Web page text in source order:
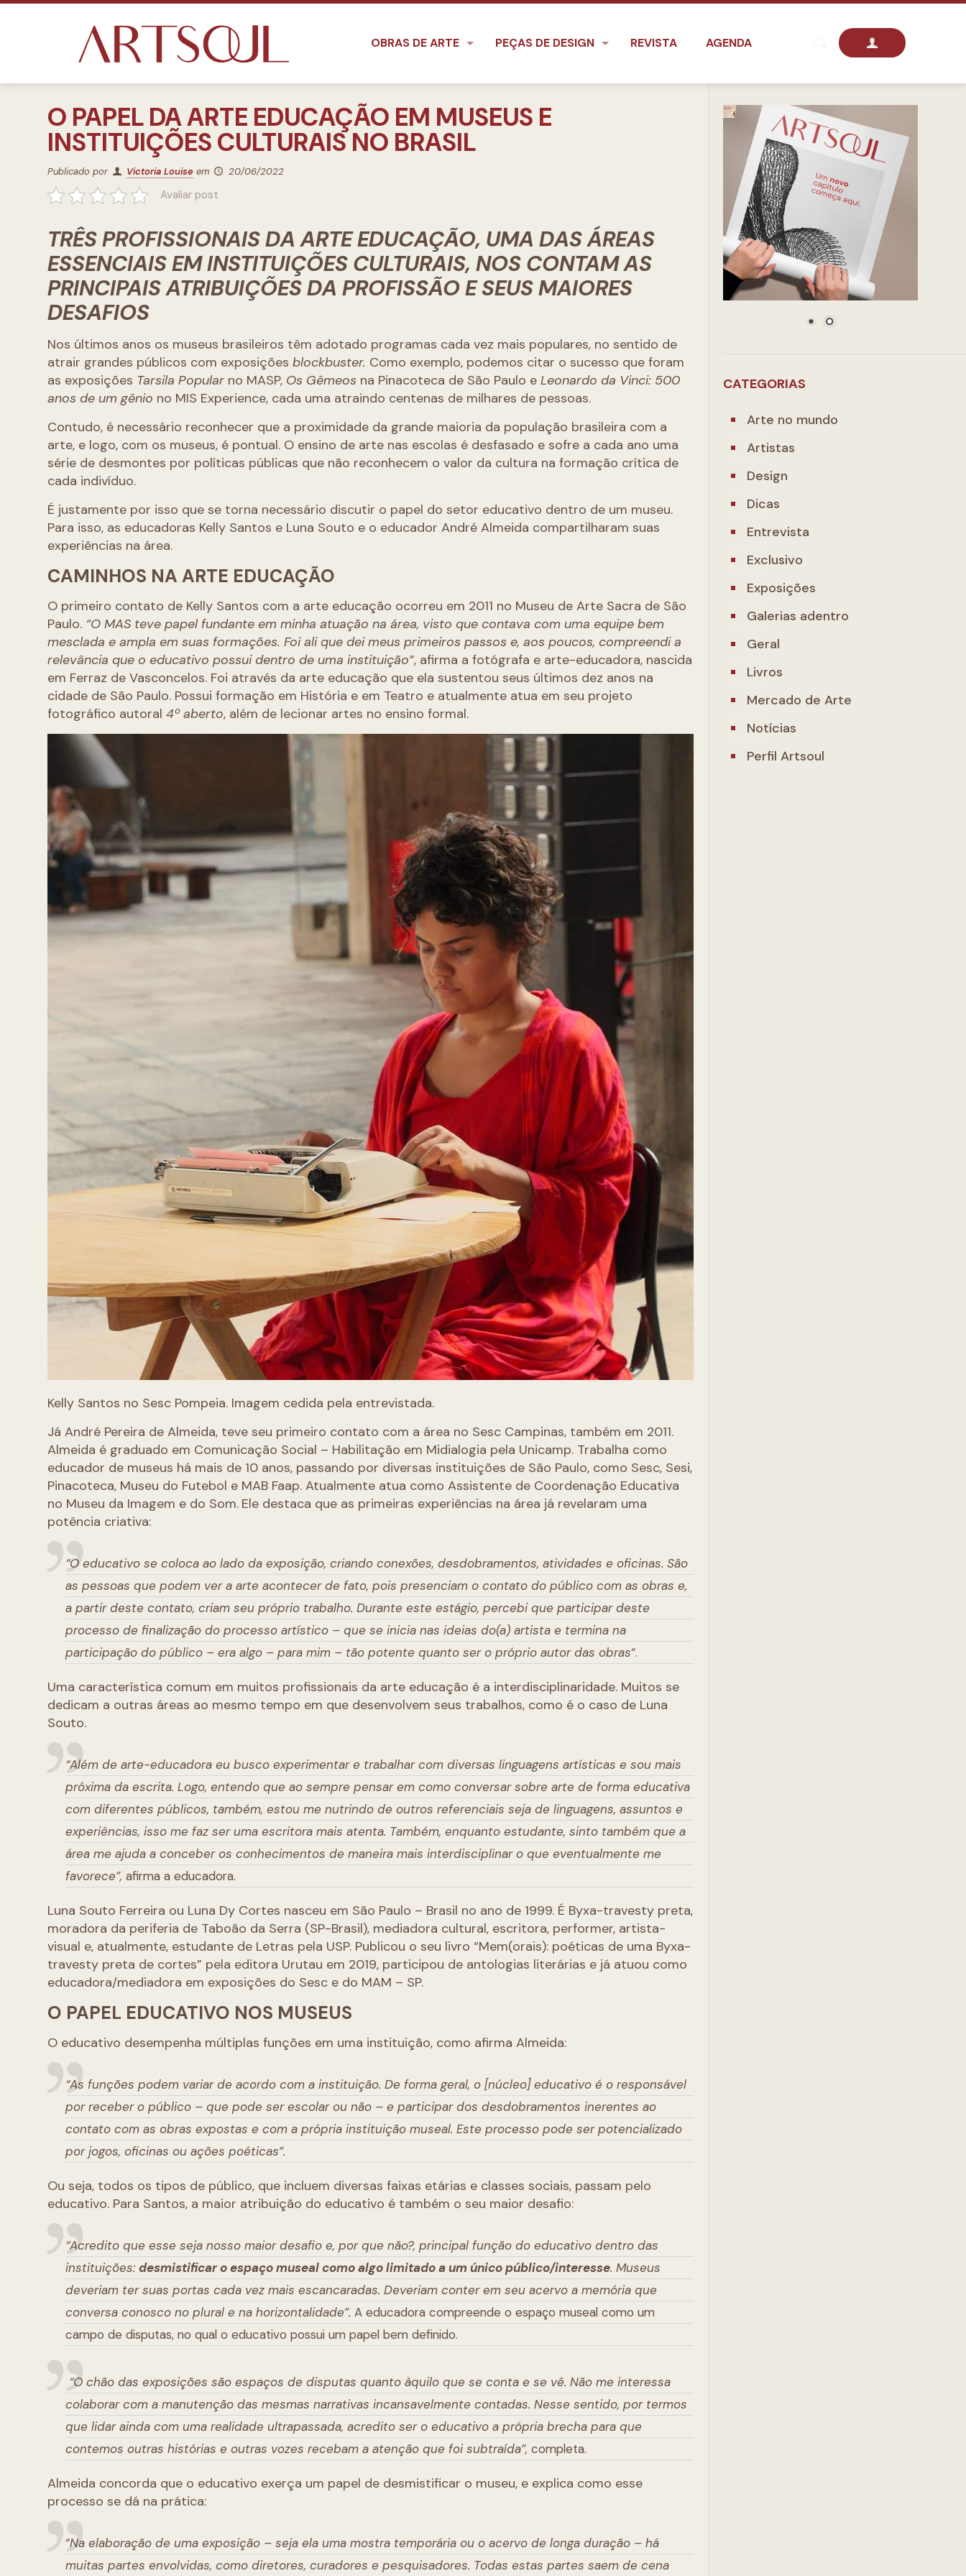
OBRAS DE ARTE PEÇAS DE DESIGN REVISTA AGENDA
O PAPEL DA ARTE EDUCAÇÃO EM MUSEUS E
INSTITUIÇÕES CULTURAIS NO BRASIL
Publicado por Victoria Louise em 20/06/2022
Avaliar post
TRÊS PROFISSIONAIS DA ARTE EDUCAÇÃO, UMA DAS ÁREAS
ESSENCIAIS EM INSTITUIÇÕES CULTURAIS, NOS CONTAM AS
PRINCIPAIS ATRIBUIÇÕES DA PROFISSÃO E SEUS MAIORES
DESAFIOS
Nos últimos anos os museus brasileiros têm adotado programas cada vez mais populares, no sentido de
atrair grandes públicos com exposiçõesblockbuster. Como exemplo, podemos citar o sucesso que foram
as exposições Tarsila Popular no MASP, Os Gêmeos na Pinacoteca de São Paulo eLeonardo da Vinci: 500
anos de um gênio no MIS Experience, cada uma atraindo centenas de milhares de pessoas.
Contudo, é necessário reconhecer que a proximidade da grande maioria da população brasileira com a
arte, e logo, com os museus, é pontual. O ensino de arte nas escolas é desfasado e sofre a cada ano uma
série de desmontes por políticas públicas que não reconhecem o valor da cultura na formação crítica de
cada indivíduo.
É justamente por isso que se torna necessário discutir o papel do setor educativo dentro de um museu.
Para isso, as educadoras Kelly Santos e Luna Souto e o educador André Almeida compartilharam suas
experiências na área.
CAMINHOS NA ARTE EDUCAÇÃO
O primeiro contato de Kelly Santos com a arte educação ocorreu em 2011 no Museu de Arte Sacra de São
Paulo. “O MAS teve papel fundante em minha atuação na área, visto que contava com uma equipe bem
mesclada e ampla em suas formações. Foi ali que dei meus primeiros passos e, aos poucos, compreendi a
relevância que o educativo possui dentro de uma instituição”, afirma a fotógrafa e arte-educadora, nascida
em Ferraz de Vasconcelos. Foi através da arte educação que ela sustentou seus últimos dez anos na
cidade de São Paulo. Possui formação em História e em Teatro e atualmente atua em seu projeto
fotográfico autoral4º aberto, além de lecionar artes no ensino formal.
Kelly Santos no Sesc Pompeia. Imagem cedida pela entrevistada.
Já André Pereira de Almeida, teve seu primeiro contato com a área no Sesc Campinas, também em 2011.
Almeida é graduado em Comunicação Social – Habilitação em Midialogia pela Unicamp. Trabalha como
educador de museus há mais de 10 anos, passando por diversas instituições de São Paulo, como Sesc, Sesi,
Pinacoteca, Museu do Futebol e MAB Faap. Atualmente atua como Assistente de Coordenação Educativa
no Museu da Imagem e do Som. Ele destaca que as primeiras experiências na área já revelaram uma
potência criativa:
“O educativo se coloca ao lado da exposição, criando conexões, desdobramentos, atividades e oficinas. São
as pessoas que podem ver a arte acontecer de fato, pois presenciam o contato do público com as obras e,
a partir deste contato, criam seu próprio trabalho. Durante este estágio, percebi que participar deste
processo de finalização do processo artístico – que se inicia nas ideias do(a) artista e termina na
participação do público – era algo – para mim – tão potente quanto ser o próprio autor das obras“.
Uma característica comum em muitos profissionais da arte educação é a interdisciplinaridade. Muitos se
dedicam a outras áreas ao mesmo tempo em que desenvolvem seus trabalhos, como é o caso de Luna
Souto.
“Além de arte-educadora eu busco experimentar e trabalhar com diversas linguagens artísticas e sou mais
próxima da escrita. Logo, entendo que ao sempre pensar em como conversar sobre arte de forma educativa
com diferentes públicos, também, estou me nutrindo de outros referenciais seja de linguagens, assuntos e
experiências, isso me faz ser uma escritora mais atenta. Também, enquanto estudante, sinto também que a
área me ajuda a conceber os conhecimentos de maneira mais interdisciplinar o que eventualmente me
favorece”, afirma a educadora.
Luna Souto Ferreira ou Luna Dy Cortes nasceu em São Paulo – Brasil no ano de 1999. É Byxa-travesty preta,
moradora da periferia de Taboão da Serra (SP-Brasil), mediadora cultural, escritora, performer, artista-
visual e, atualmente, estudante de Letras pela USP. Publicou o seu livro “Mem(orais): poéticas de uma Byxa-
travesty preta de cortes” pela editora Urutau em 2019, participou de antologias literárias e já atuou como
educadora/mediadora em exposições do Sesc e do MAM – SP.
O PAPEL EDUCATIVO NOS MUSEUS
O educativo desempenha múltiplas funções em uma instituição, como afirma Almeida:
“As funções podem variar de acordo com a instituição. De forma geral, o [núcleo] educativo é o responsável
por receber o público – que pode ser escolar ou não – e participar dos desdobramentos inerentes ao
contato com as obras expostas e com a própria instituição museal. Este processo pode ser potencializado
por jogos, oficinas ou ações poéticas”.
Ou seja, todos os tipos de público, que incluem diversas faixas etárias e classes sociais, passam pelo
educativo. Para Santos, a maior atribuição do educativo é também o seu maior desafio:
“Acredito que esse seja nosso maior desafio e, por que não?, principal função do educativo dentro das
instituições:desmistificar o espaço museal como algo limitado a um único público/interesse. Museus
deveriam ter suas portas cada vez mais escancaradas. Deveriam conter em seu acervo a memória que
conversa conosco no plural e na horizontalidade”.A educadora compreende o espaço museal como um
campo de disputas, no qual o educativo possui um papel bem definido.
“O chão das exposições são espaços de disputas quanto àquilo que se conta e se vê. Não me interessa
colaborar com a manutenção das mesmas narrativas incansavelmente contadas. Nesse sentido, por termos
que lidar ainda com uma realidade ultrapassada, acredito ser o educativo a própria brecha para que
contemos outras histórias e outras vozes recebam a atenção que foi subtraída”, completa.
Almeida concorda que o educativo exerça um papel de desmistificar o museu, e explica como esse
processo se dá na prática:
“Na elaboração de uma exposição – seja ela uma mostra temporária ou o acervo de longa duração – há
muitas partes envolvidas, como diretores, curadores e pesquisadores. Todas estas partes saem de cena
CATEGORIAS
Arte no mundo
Artistas
Design
Dicas
Entrevista
Exclusivo
Exposições
Galerias adentro
Geral
Livros
Mercado de Arte
Notícias
Perfil Artsoul